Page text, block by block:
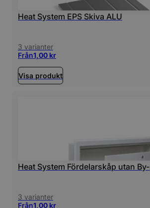
Heat System EPS Skiva ALU
3 varianter
Från1,00 kr
Visa produkt
Heat System Fördelarskåp utan
3 varianter
Från1,00 kr